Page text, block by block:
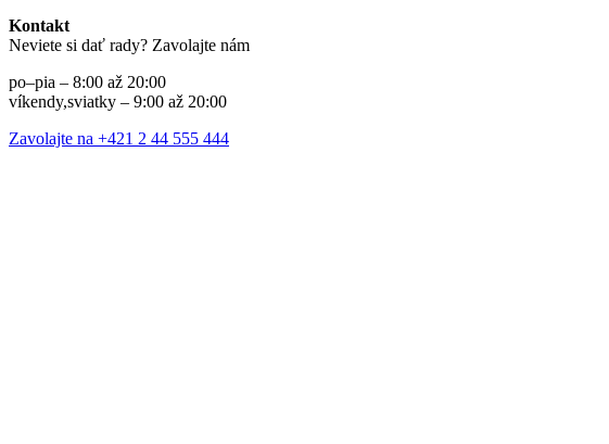
Kontakt
Neviete si dať rady? Zavolajte nám
po–pia – 8:00 až 20:00
víkendy,sviatky – 9:00 až 20:00
Zavolajte na +421 2 44 555 444